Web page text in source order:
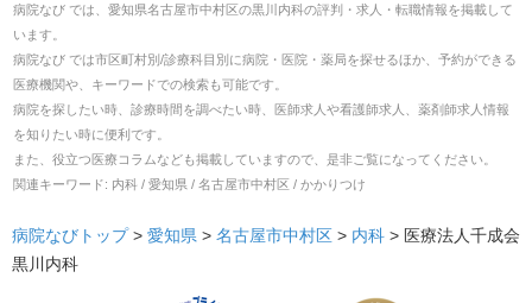
病院なび では、 愛知県名古屋市中村区の黒川内科の評判・求人・転職情報を掲載して
います。
病院なび では市区町村別/診療科目別に病院・医院・薬局を探せるほか、予約ができる
医療機関や、キーワードでの検索も可能です。
病院を探したい時、診療時間を調べたい時、医師求人や看護師求人、薬剤師求人情報
を知りたい時に便利です。
また、役立つ医療コラムなども掲載していますので、是非ご覧になってください。
関連キーワード: 内科 / 愛知県 / 名古屋市中村区 / かかりつけ
病院なびトップ > 愛知県 > 名古屋市中村区 > 内科 > 医療法人千成会
黒川内科